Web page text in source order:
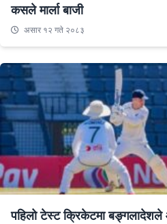
कसले मार्ला बाजी
असार १२ गते २०८३
पहिलो टेस्ट क्रिकेटमा बङ्गलादेशले